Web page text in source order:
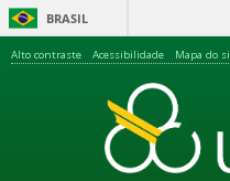
BRASIL
Alto contraste Acessibilidade Mapa do